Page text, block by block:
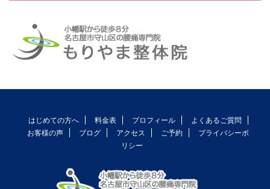
はじめての方へ 料金表 プロフィール
よくあるご質問
お客様の声
ブログ アクセス ご予約
プライバシーポ
リシー